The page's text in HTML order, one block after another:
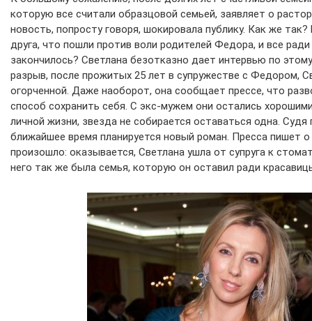
которую все считали образцовой семьей, заявляет о
новость, попросту говоря, шокировала публику. Как же
друга, что пошли против воли родителей Федора, и все
закончилось? Светлана безотказно дает интервью по
разрыв, после прожитых 25 лет в супружестве с Федором,
огорченной. Даже наоборот, она сообщает прессе, что
способ сохранить себя. С экс-мужем они остались
личной жизни, звезда не собирается оставаться одна.
ближайшее время планируется новый роман. Пресса пишет
произошло: оказывается, Светлана ушла от супруга к
него так же была семья, которую он оставил ради